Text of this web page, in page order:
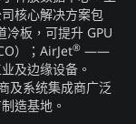
核心解决方案包
板，可提升 GPU
）；AirJet® ——
及边缘设备。
及系统集成商广泛
造基地。